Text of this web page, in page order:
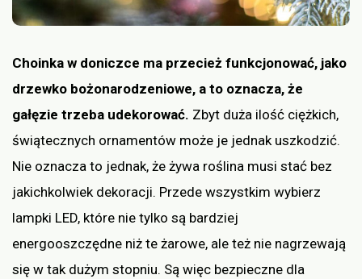
Choinka w doniczce ma przecież funkcjonować, jako
drzewko bożonarodzeniowe, a to oznacza, że
gałęzie trzeba udekorować. Zbyt duża ilość ciężkich,
świątecznych ornamentów może je jednak uszkodzić.
Nie oznacza to jednak, że żywa roślina musi stać bez
jakichkolwiek dekoracji. Przede wszystkim wybierz
lampki LED, które nie tylko są bardziej
energooszczędne niż te żarowe, ale też nie nagrzewają
się w tak dużym stopniu. Są więc bezpieczne dla